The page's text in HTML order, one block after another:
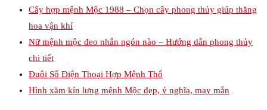
Cây hợp mệnh Mộc 1988 – Chọn cây phong thủy giúp thăng
hoa vận khí
Nữ mệnh mộc đeo nhẫn ngón nào – Hướng dẫn phong thủy
chi tiết
Đuôi Số Điện Thoại Hợp Mệnh Thổ
Hình xăm kín lưng mệnh Mộc đẹp, ý nghĩa, may mắn